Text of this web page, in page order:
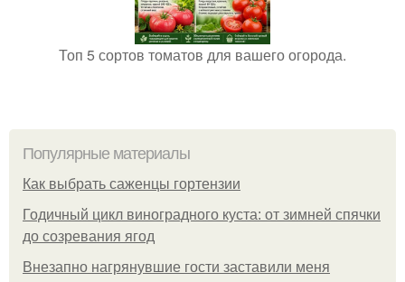
Топ 5 сортов томатов для вашего огорода.
Популярные материалы
Как выбрать саженцы гортензии
Годичный цикл виноградного куста: от зимней спячки
до созревания ягод
Внезапно нагрянувшие гости заставили меня